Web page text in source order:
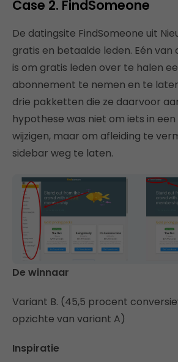
Case 2. FindSomeone
De datingsite FindSomeone uit
gratis en betaalde leden. Eén van
is om gratis leden over te halen
abonnement te nemen en te
drie pakketten die ze daarvoor
hypothese was niet om iets in
wijzigen, maar om afleiding te
sidebar weg te laten.
De winnaar
Variant B. (45,5 procent
opzichte van variant A)
Inspiratie